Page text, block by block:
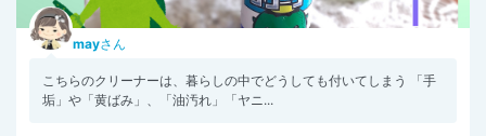
mayさん
こちらのクリーナーは、暮らしの中でどうしても付いてしまう 「手
垢」や「黄ばみ」、「油汚れ」「ヤニ...